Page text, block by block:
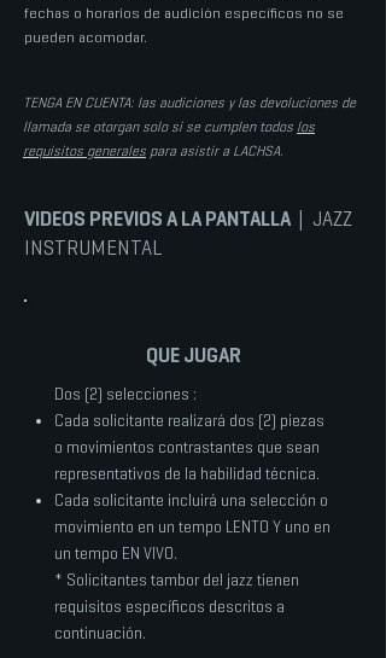
fechas o horarios de audición específicos no se
pueden acomodar.
TENGA EN CUENTA: las audiciones y las devoluciones de
llamada se otorgan solo si se cumplen todos los
requisitos generales para asistir a LACHSA.
VIDEOS PREVIOS A LA PANTALLA | JAZZ
INSTRUMENTAL
QUE JUGAR
Dos (2) selecciones :
Cada solicitante realizará dos (2) piezas
o movimientos contrastantes que sean
representativos de la habilidad técnica.
Cada solicitante incluirá una selección o
movimiento en un tempo LENTO Y uno en
un tempo EN VIVO.
* Solicitantes tambor del jazz tienen
requisitos específicos descritos a
continuación.